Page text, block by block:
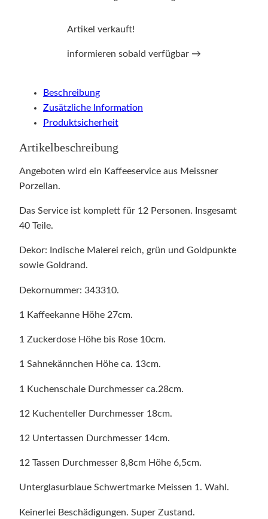
Artikel verkauft!
informieren sobald verfügbar →
Beschreibung
Zusätzliche Information
Produktsicherheit
Artikelbeschreibung
Angeboten wird ein Kaffeeservice aus Meissner
Porzellan.
Das Service ist komplett für 12 Personen. Insgesamt
40 Teile.
Dekor: Indische Malerei reich, grün und Goldpunkte
sowie Goldrand.
Dekornummer: 343310.
1 Kaffeekanne Höhe 27cm.
1 Zuckerdose Höhe bis Rose 10cm.
1 Sahnekännchen Höhe ca. 13cm.
1 Kuchenschale Durchmesser ca.28cm.
12 Kuchenteller Durchmesser 18cm.
12 Untertassen Durchmesser 14cm.
12 Tassen Durchmesser 8,8cm Höhe 6,5cm.
Unterglasurblaue Schwertmarke Meissen 1. Wahl.
Keinerlei Beschädigungen. Super Zustand.